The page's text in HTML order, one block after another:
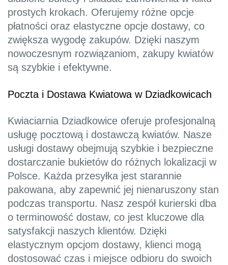
prostych krokach. Oferujemy różne opcje
płatności oraz elastyczne opcje dostawy, co
zwiększa wygodę zakupów. Dzięki naszym
nowoczesnym rozwiązaniom, zakupy kwiatów
są szybkie i efektywne.
Poczta i Dostawa Kwiatowa w Dziadkowicach
Kwiaciarnia Dziadkowice oferuje profesjonalną
usługę pocztową i dostawczą kwiatów. Nasze
usługi dostawy obejmują szybkie i bezpieczne
dostarczanie bukietów do różnych lokalizacji w
Polsce. Każda przesyłka jest starannie
pakowana, aby zapewnić jej nienaruszony stan
podczas transportu. Nasz zespół kurierski dba
o terminowość dostaw, co jest kluczowe dla
satysfakcji naszych klientów. Dzięki
elastycznym opcjom dostawy, klienci mogą
dostosować czas i miejsce odbioru do swoich